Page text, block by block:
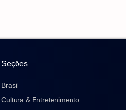
Seções
Brasil
Cultura & Entretenimento